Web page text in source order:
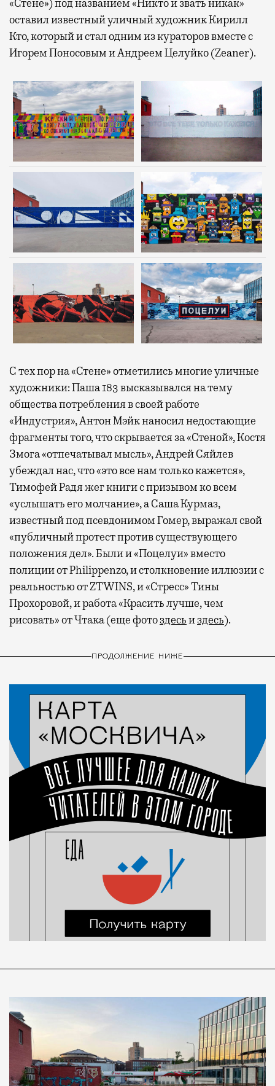
«Стене») под названием «Никто и звать никак»
оставил известный уличный художник Кирилл
Кто, который и стал одним из кураторов вместе с
Игорем Поносовым и Андреем Целуйко (Zeaner).
С тех пор на «Стене» отметились многие уличные
художники: Паша 183 высказывался на тему
общества потребления в своей работе
«Индустрия», Антон Мэйк наносил недостающие
фрагменты того, что скрывается за «Стеной», Костя
Змога «отпечатывал мысль», Андрей Сяйлев
убеждал нас, что «это все нам только кажется»,
Тимофей Радя жег книги с призывом ко всем
«услышать его молчание», а Саша Курмаз,
известный под псевдонимом Гомер, выражал свой
«публичный протест против существующего
положения дел». Были и «Поцелуи» вместо
полиции от Philippenzo, и столкновение иллюзии с
реальностью от ZTWINS, и «Стресс» Тины
Прохоровой, и работа «Красить лучше, чем
рисовать» от Чтака (еще фотоздесьиздесь).
ПРОДОЛЖЕНИЕ НИЖЕ